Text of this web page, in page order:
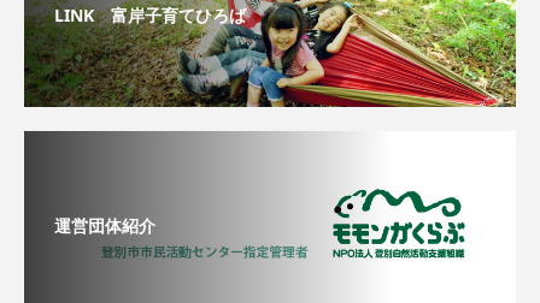
LINK 富岸子育てひろば
運営団体紹介